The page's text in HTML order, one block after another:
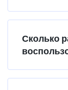
Сколько